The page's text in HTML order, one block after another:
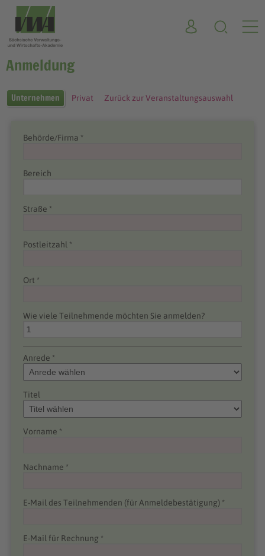
Anmeldung
Unternehmen Privat Zurück zur Veranstaltungsauswahl
Behörde/Firma *
Bereich
Straße *
Postleitzahl *
Ort *
Wie viele Teilnehmende möchten Sie anmelden?
Anrede *
Titel
Vorname *
Nachname *
E-Mail des Teilnehmenden (für Anmeldebestätigung) *
E-Mail für Rechnung *